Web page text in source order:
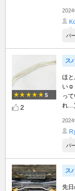
2024
パ
5
2
ス
ほ
い☺️
っ
れ
2024
パ
ス
先日